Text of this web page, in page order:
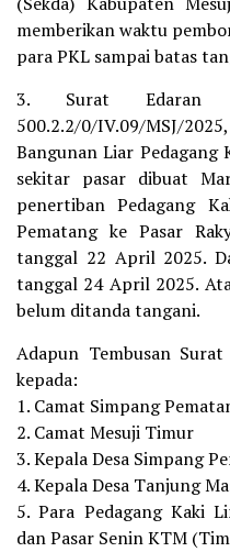
memberikan waktu
para PKL sampai batas
3. Surat Edaran
500.2.2/0/IV.09/
Bangunan Liar Pedagang
sekitar pasar dibuat
penertiban Pedagang
Pematang ke Pasar
tanggal 22 April 2025.
tanggal 24 April 2025.
belum ditanda tangani.
Adapun Tembusan
kepada:
1. Camat Simpang
2. Camat Mesuji Timur
3. Kepala Desa Simpang
4. Kepala Desa Tanjung
5. Para Pedagang Kaki
dan Pasar Senin KTM